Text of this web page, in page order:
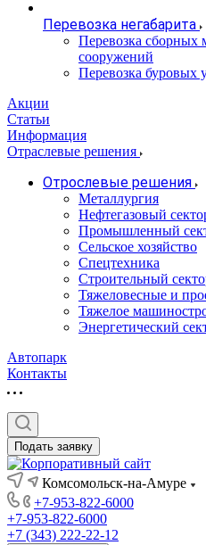
Перевозка негабарита
Перевозка сборных
сооружений
Перевозка буровых
Акции
Статьи
Информация
Отраслевые решения
Отрослевые решения
Металлургия
Нефтегазовый
Промышленный
Сельское хозяйство
Спецтехника
Строительный
Тяжеловесные и
Тяжелое
Энергетический
Автопарк
Контакты
Подать заявку
Комсомольск-на-Амуре
+7-953-822-6000
+7-953-822-6000
+7 (343) 222-22-12